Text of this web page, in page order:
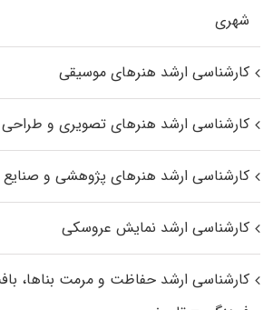
شهری
کارشناسی ارشد هنرهای موسیقی
کارشناسی ارشد هنرهای تصویری و طراحی
کارشناسی ارشد هنرهای پژوهشی و
کارشناسی ارشد نمایش عروسکی
کارشناسی ارشد حفاظت و مرمت بناها،